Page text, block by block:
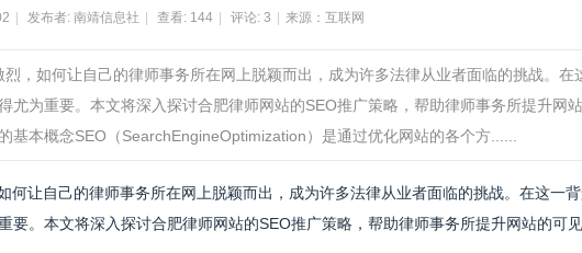
发布者: 南靖信息社 查看: 144 评论: 3 来源：互联网
，如何让自己的律师事务所在网上脱颖而出，成为许多法律从业者面临的挑战。在
尤为重要。本文将深入探讨合肥律师网站的SEO推广策略，帮助律师事务所提升网
基本概念SEO（SearchEngineOptimization）是通过优化网站的各个方......
何让自己的律师事务所在网上脱颖而出，成为许多法律从业者面临的挑战。在这一
要。本文将深入探讨合肥律师网站的SEO推广策略，帮助律师事务所提升网站的可见